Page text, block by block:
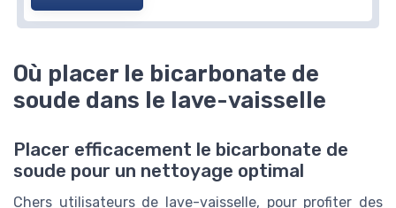
Où placer le bicarbonate de
soude dans le lave-vaisselle
Placer efficacement le bicarbonate de
soude pour un nettoyage optimal
Chers utilisateurs de lave-vaisselle, pour profiter des